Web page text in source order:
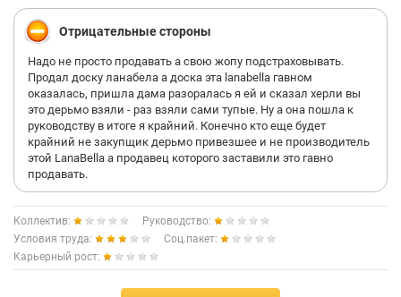
Мечтаю съебать отсюда и больше НИКОГДА в такую какашку
не вступать. А вам советую попробовать поработать чтобы
понять как устроен аппарат торговли и сервис, а потом уйти в
личный бизнес..
Отрицательные стороны
Надо не просто продавать а свою жопу подстраховывать.
Продал доску ланабела а доска эта lanabella гавном
оказалась, пришла дама разоралась я ей и сказал херли вы
это дерьмо взяли - раз взяли сами тупые. Ну а она пошла к
руководству в итоге я крайний. Конечно кто еще будет
крайний не закупщик дерьмо привезшее и не производитель
этой LanaBella а продавец которого заставили это гавно
продавать.
Коллектив:
Руководство:
Условия труда:
Соц.пакет:
Карьерный рост: